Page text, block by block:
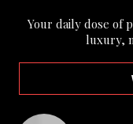
Your daily dose of
luxury,